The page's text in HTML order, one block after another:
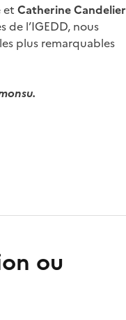
et Catherine Candelier
de l’IGEDD, nous
plus remarquables
ou